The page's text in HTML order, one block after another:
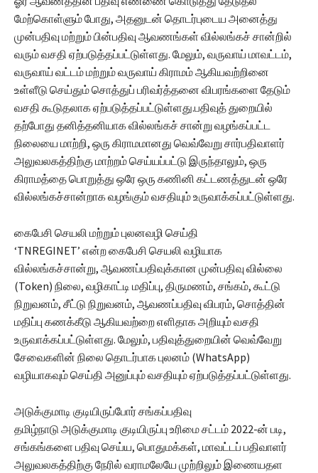
மேற்கொள்ளும் போது, அதனுடன் தொடர்புடைய அனைத்து
முன்பதிவு மற்றும் பின்பதிவு ஆவணங்கள் வில்லங்கச் சான்றில்
வரும் வசதி ஏற்படுத்தப்பட்டுள்ளது. மேலும், வருவாய் மாவட்டம்,
வருவாய் வட்டம் மற்றும் வருவாய் கிராமம் ஆகியவற்றினை
உள்ளீடு செய்தும் சொத்துப் பரிவர்த்தனை விபரங்களை தேடும்
வசதி கூடுதலாக ஏற்படுத்தப்பட்டுள்ளது.பதிவுத் துறையில்
தற்போது தனித்தனியாக வில்லங்கச் சான்று வழங்கப்பட்ட
நிலையை மாற்றி, ஒரு கிராமமானது வெவ்வேறு சார்பதிவாளர்
அலுவலகத்திற்கு மாற்றம் செய்யப்பட்டு இருந்தாலும், ஒரு
கிராமத்தை பொறுத்து ஒரே ஒரு கணினி கட்டணத்துடன் ஒரே
வில்லங்கச்சான்றாக வழங்கும் வசதியும் உருவாக்கப்பட்டுள்ளது.
கைபேசி செயலி மற்றும் புலனவழி செய்தி
‘TNREGINET’ என்ற கைபேசி செயலி வழியாக
வில்லங்கச்சான்று, ஆவணப்பதிவுக்கான முன்பதிவு வில்லை
(Token) நிலை, வழிகாட்டி மதிப்பு, திருமணம், சங்கம், கூட்டு
நிறுவனம், சீட்டு நிறுவனம், ஆவணப்பதிவு விபரம், சொத்தின்
மதிப்பு கணக்கீடு ஆகியவற்றை எளிதாக அறியும் வசதி
உருவாக்கப்பட்டுள்ளது. மேலும், பதிவுத்துறையின் வெவ்வேறு
சேவைகளின் நிலை தொடர்பாக புலனம் (WhatsApp)
வழியாகவும் செய்தி அனுப்பும் வசதியும் ஏற்படுத்தப்பட்டுள்ளது.
அடுக்குமாடி குடியிருப்போர் சங்கப்பதிவு
தமிழ்நாடு அடுக்குமாடி குடியிருப்பு உரிமை சட்டம் 2022-ன் படி,
சங்கங்களை பதிவு செய்ய, பொதுமக்கள், மாவட்டப் பதிவாளர்
அலுவலகத்திற்கு நேரில் வராமலேயே முற்றிலும் இணையதள